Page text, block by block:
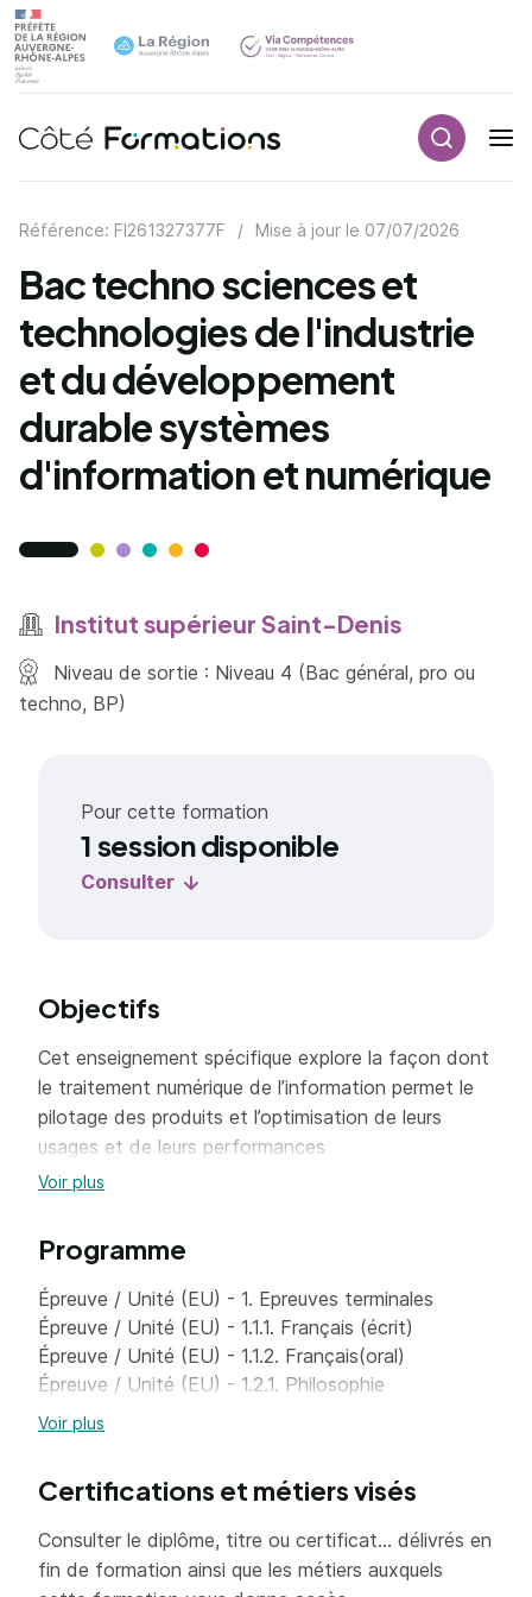
Navigation principale
Référence: FI261327377F / Mise à jour le 07/07/2026
Bac techno sciences et
technologies de l'industrie
et du développement
durable systèmes
d'information et numérique
Institut supérieur Saint-Denis
Niveau de sortie : Niveau 4 (Bac général, pro ou
techno, BP)
Pour cette formation
1 session disponible
Consulter
Objectifs
Cet enseignement spécifique explore la façon dont
le traitement numérique de l’information permet le
pilotage des produits et l’optimisation de leurs
usages et de leurs performances
environnementales. Il apporte les compétences
intégrées, matérielles et logicielles, utiles à la
conception de produits communicants
Voir plus
Programme
Épreuve / Unité (EU) - 1. Epreuves terminales
Épreuve / Unité (EU) - 1.1.1. Français (écrit)
Épreuve / Unité (EU) - 1.1.2. Français(oral)
Épreuve / Unité (EU) - 1.2.1. Philosophie
Épreuve / Unité (EU) - 1.2.2. épreuve orale
Épreuve / Unité (EU) - 2.1.4. Enseignement moral et
civique
Épreuve / Unité (EU) - 2.1.5. Langue vivante A
Épreuve / Unité (EU) - 2.1.6. Langue vivante B
Voir plus
Certifications et métiers visés
Consulter le diplôme, titre ou certificat... délivrés en
fin de formation ainsi que les métiers auxquels